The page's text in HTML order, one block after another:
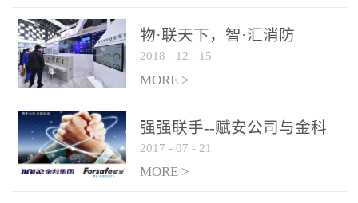
力和闲难，同时也将造成
巨大的经济损失和社会影
响，基至还会造成人员伤
亡。图像型火灾探测器正
是针对这种高大空间建筑
物的消防设施、设备通过
现场图像的实时获取、预
处理和特征提取分析，实
现火焰的跟踪和识别。能
物·联天下，智·汇消防——
赋安F&S 2018上海消防展圆
满落幕
2018 - 12 - 15
MORE >
强强联手--赋安公司与金科
集团达成战略合作协议
2017 - 07 - 21
MORE >